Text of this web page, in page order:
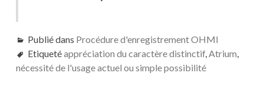
Publié dans Procédure d'enregistrement OHMI
Etiquetéappréciation du caractère distinctif,Atrium,
nécessité de l'usage actuel ou simple possibilité